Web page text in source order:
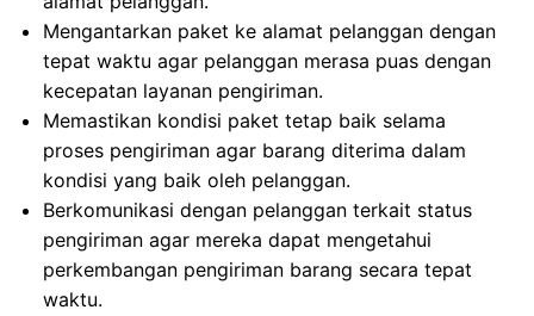
Mengantarkan paket ke alamat pelanggan dengan
tepat waktu agar pelanggan merasa puas dengan
kecepatan layanan pengiriman.
Memastikan kondisi paket tetap baik selama
proses pengiriman agar barang diterima dalam
kondisi yang baik oleh pelanggan.
Berkomunikasi dengan pelanggan terkait status
pengiriman agar mereka dapat mengetahui
perkembangan pengiriman barang secara tepat
waktu.